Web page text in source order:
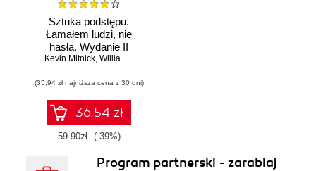
Sztuka podstępu.
Łamałem ludzi, nie
hasła. Wydanie II
Kevin Mitnick, William L. Simon
(35,94 zł najniższa cena z 30 dni)
36.54 zł
59.90zł (-39%)
Program partnerski - zarabiaj